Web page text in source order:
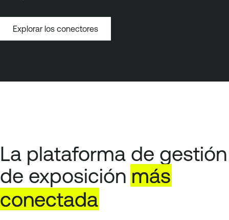
Explorar los conectores
La plataforma de gestión
de exposición más
conectada